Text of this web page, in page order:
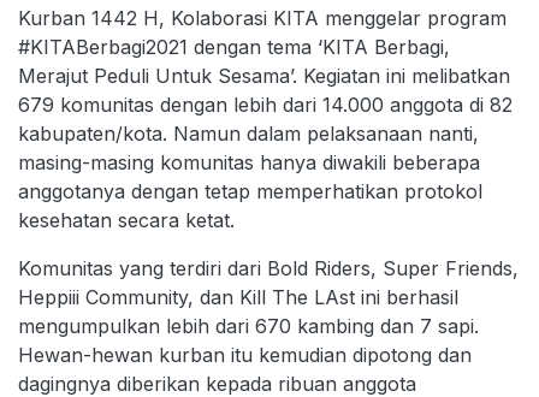
Kurban 1442 H, Kolaborasi KITA menggelar program
#KITABerbagi2021 dengan tema ‘KITA Berbagi,
Merajut Peduli Untuk Sesama’. Kegiatan ini melibatkan
679 komunitas dengan lebih dari 14.000 anggota di 82
kabupaten/kota. Namun dalam pelaksanaan nanti,
masing-masing komunitas hanya diwakili beberapa
anggotanya dengan tetap memperhatikan protokol
kesehatan secara ketat.
Komunitas yang terdiri dari Bold Riders, Super Friends,
Heppiii Community, dan Kill The LAst ini berhasil
mengumpulkan lebih dari 670 kambing dan 7 sapi.
Hewan-hewan kurban itu kemudian dipotong dan
dagingnya diberikan kepada ribuan anggota